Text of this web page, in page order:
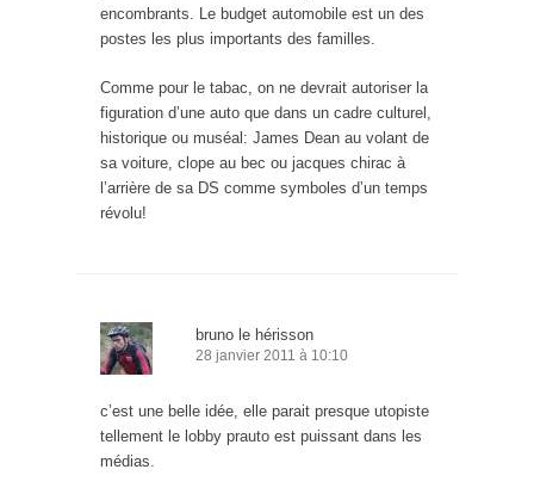
encombrants. Le budget automobile est un des
postes les plus importants des familles.
Comme pour le tabac, on ne devrait autoriser la
figuration d’une auto que dans un cadre culturel,
historique ou muséal: James Dean au volant de
sa voiture, clope au bec ou jacques chirac à
l’arrière de sa DS comme symboles d’un temps
révolu!
bruno le hérisson
28 janvier 2011 à 10:10
c’est une belle idée, elle parait presque utopiste
tellement le lobby prauto est puissant dans les
médias.